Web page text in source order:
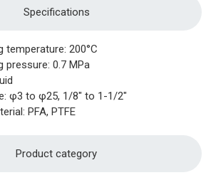
Specifications
temperature: 200°C
pressure: 0.7 MPa
φ3 to φ25, 1/8" to 1-1/2"
PFA, PTFE
Product category